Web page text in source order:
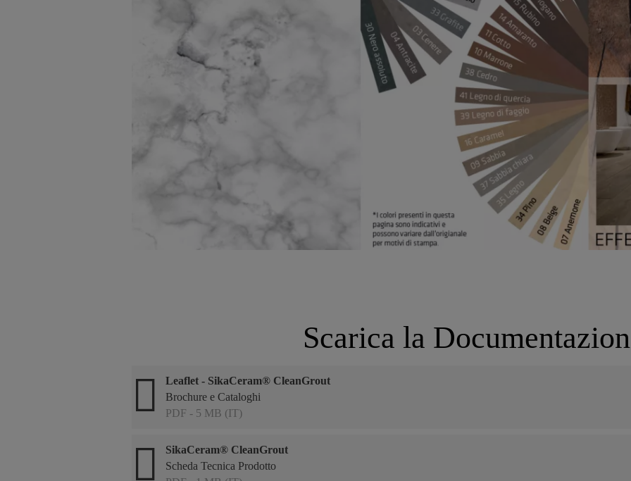
Scarica la
Leaflet - SikaCeram® CleanGrout
Brochure e Cataloghi
PDF - 5 MB (IT)
SikaCeram® CleanGrout
Scheda Tecnica Prodotto